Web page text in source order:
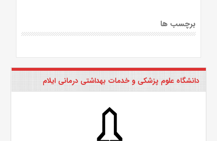
برچسب ها
دانشگاه علوم پزشکی و خدمات بهداشتی درمانی ایلام